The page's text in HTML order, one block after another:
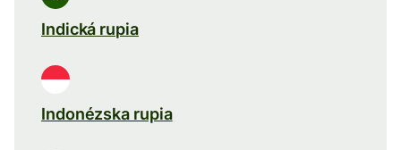
Indická rupia
Indonézska rupia